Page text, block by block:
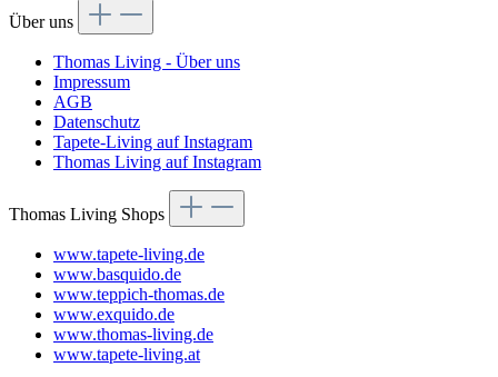
Über uns
Thomas Living - Über uns
Impressum
AGB
Datenschutz
Tapete-Living auf Instagram
Thomas Living auf Instagram
Thomas Living Shops
www.tapete-living.de
www.basquido.de
www.teppich-thomas.de
www.exquido.de
www.thomas-living.de
www.tapete-living.at